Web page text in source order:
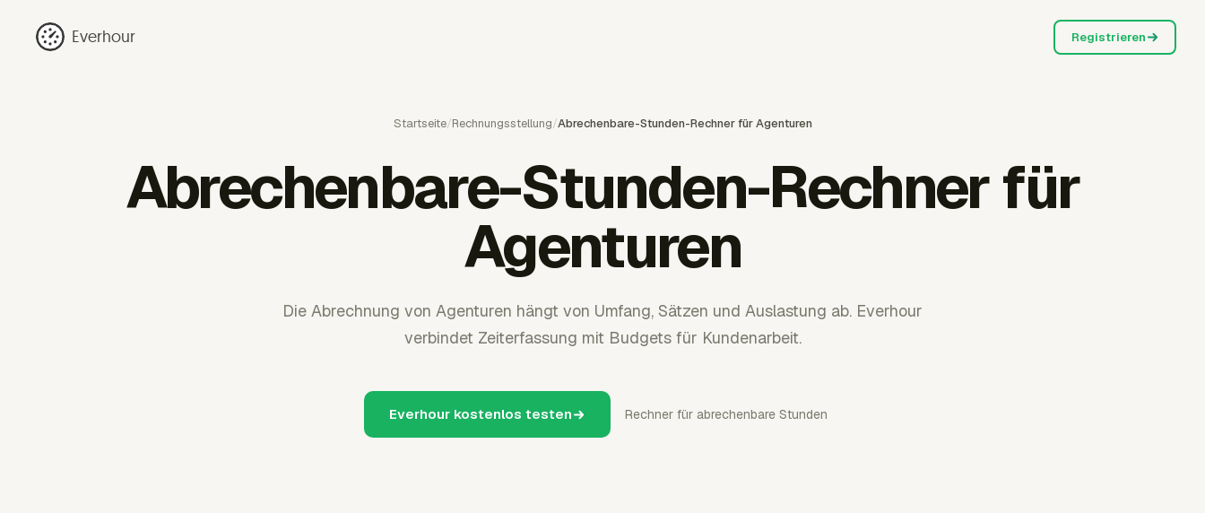
Everhour Registrieren
Startseite/Rechnungsstellung/Abrechenbare-Stunden-Rechner für Agenturen
Abrechenbare-Stunden-Rechner für
Agenturen
Die Abrechnung von Agenturen hängt von Umfang, Sätzen und Auslastung ab. Everhour
verbindet Zeiterfassung mit Budgets für Kundenarbeit.
Everhour kostenlos testen Rechner für abrechenbare Stunden